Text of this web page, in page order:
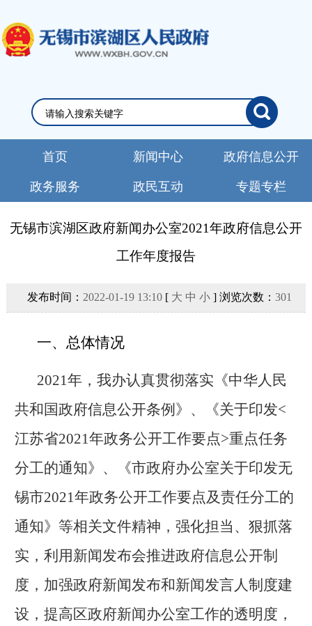
首页 新闻中心 政府信息公开
政务服务 政民互动 专题专栏
无锡市滨湖区政府新闻办公室2021年政府信息公开
工作年度报告
发布时间： 2022-01-19 13:10[ 大 中 小] 浏览次数： 301
一、总体情况
2021年，我办认真贯彻落实《中华人民
共和国政府信息公开条例》、《关于印发<
江苏省2021年政务公开工作要点>重点任务
分工的通知》、《市政府办公室关于印发无
锡市2021年政务公开工作要点及责任分工的
通知》等相关文件精神，强化担当、狠抓落
实，利用新闻发布会推进政府信息公开制
度，加强政府新闻发布和新闻发言人制度建
设， 提高区政府新闻办公室工作的透明度 ，